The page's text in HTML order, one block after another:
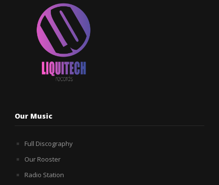
Our Music
Full Discography
Our Rooster
Radio Station